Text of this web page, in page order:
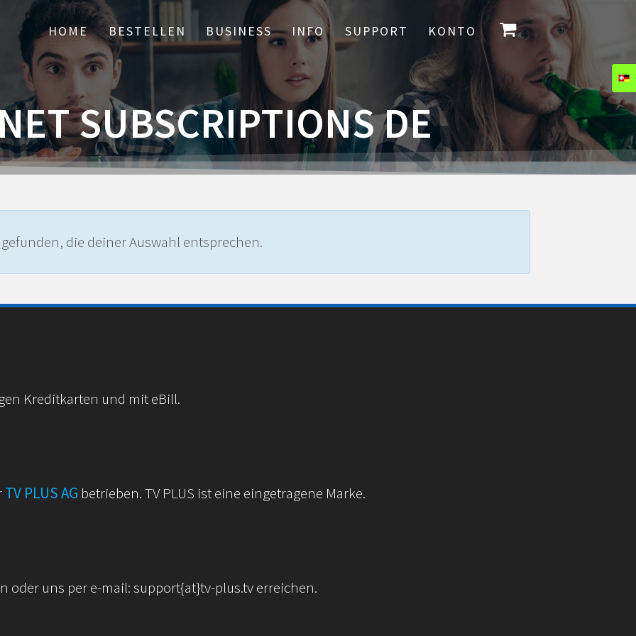
HOME BESTELLEN BUSINESS INFO SUPPORT KONTO
SUBSCRIPTIONS DE
die deiner Auswahl entsprechen.
Kreditkarten und mit eBill.
TV PLUS AG betrieben. TV PLUS ist eine eingetragene Marke.
oder uns per e-mail: support{at}tv-plus.tv erreichen.